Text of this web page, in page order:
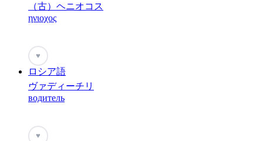
（古）ヘニオコス
ηνιοχος
♥
ロシア語
ヴァディーチリ
водитель
♥